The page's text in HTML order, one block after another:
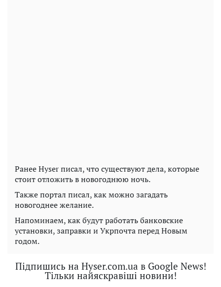
Ранее Hyser писал, что существуют дела, которые
стоит отложить в новогоднюю ночь.
Также портал писал, как можно загадать
новогоднее желание.
Напоминаем, как будут работать банковские
установки, заправки и Укрпочта перед Новым
годом.
Підпишись на Hyser.com.ua в Google News!
Тільки найяскравіші новини!